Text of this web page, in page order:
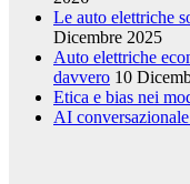
Le auto elettriche
Dicembre 2025
Auto elettriche
davvero 10
Etica e bias nei
AI